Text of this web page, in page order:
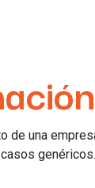
de una
genéricos.